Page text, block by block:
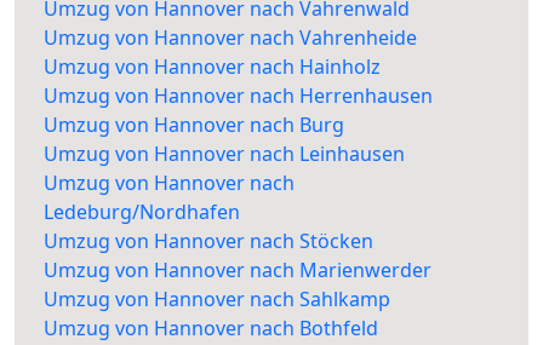
Umzug von Hannover nach Vahrenwald
Umzug von Hannover nach Vahrenheide
Umzug von Hannover nach Hainholz
Umzug von Hannover nach Herrenhausen
Umzug von Hannover nach Burg
Umzug von Hannover nach Leinhausen
Umzug von Hannover nach
Ledeburg/Nordhafen
Umzug von Hannover nach Stöcken
Umzug von Hannover nach Marienwerder
Umzug von Hannover nach Sahlkamp
Umzug von Hannover nach Bothfeld